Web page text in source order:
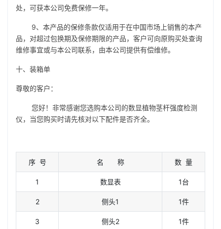
处，可获本公司免费保修一年。
9、本产品的保修条款仅适用于在中国市场上销售的本产
品，对超过包换期及保修期限的产品，客户可向原购买处查询
维修事宜或与本公司联系，由本公司提供有偿维修。
十、装箱单
尊敬的客户：
您好！非常感谢您选购本公司的数显植物茎杆强度检测
仪，当您购买时请先核对以下配件是否齐全。
序 号 名 称 数 量
1 数显表 1台
2 侧头1 1件
3 侧头2 1件